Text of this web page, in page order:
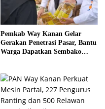
Pemkab Way Kanan Gelar
Gerakan Penetrasi Pasar, Bantu
Warga Dapatkan Sembako